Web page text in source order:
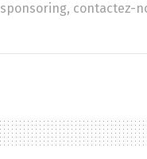
sponsoring, contactez-